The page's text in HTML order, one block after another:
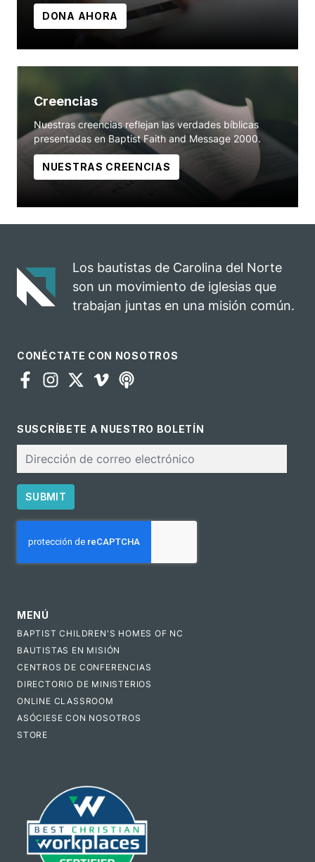
DONA AHORA
Creencias
Nuestras creencias reflejan las verdades bíblicas
presentadas en Baptist Faith and Message 2000.
NUESTRAS CREENCIAS
Los bautistas de Carolina del Norte
son un movimiento de iglesias que
trabajan juntas en una misión común.
CONÉCTATE CON NOSOTROS
SUSCRÍBETE A NUESTRO BOLETÍN
electrónico
SUBMIT
MENÚ
BAPTIST CHILDREN'S HOMES OF NC
BAUTISTAS EN MISIÓN
CENTROS DE CONFERENCIAS
DIRECTORIO DE MINISTERIOS
ONLINE CLASSROOM
ASÓCIESE CON NOSOTROS
STORE